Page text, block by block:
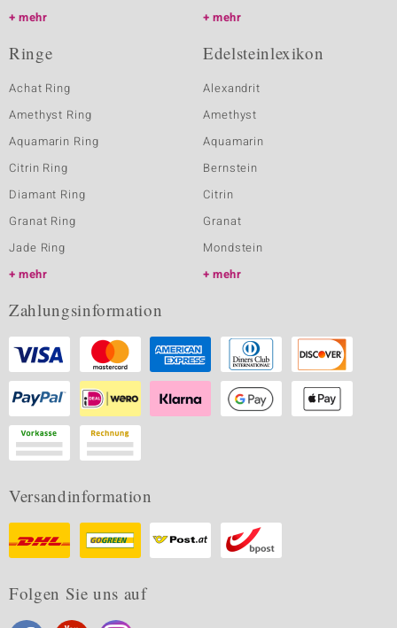
mehr
mehr
Ringe
Achat Ring
Amethyst Ring
Aquamarin Ring
Citrin Ring
Diamant Ring
Granat Ring
Jade Ring
mehr
Edelsteinlexikon
Alexandrit
Amethyst
Aquamarin
Bernstein
Citrin
Granat
Mondstein
mehr
Zahlungsinformation
Versandinformation
Folgen Sie uns auf